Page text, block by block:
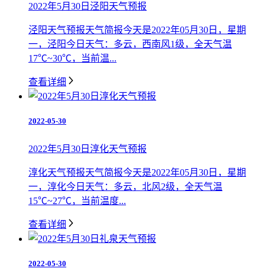
2022年5月30日泾阳天气预报
泾阳天气预报天气简报今天是2022年05月30日，星期
一，泾阳今日天气：多云，西南风1级，全天气温
17℃~30℃，当前温...
查看详细
2022-05-30
2022年5月30日淳化天气预报
淳化天气预报天气简报今天是2022年05月30日，星期
一，淳化今日天气：多云，北风2级，全天气温
15℃~27℃，当前温度...
查看详细
2022-05-30